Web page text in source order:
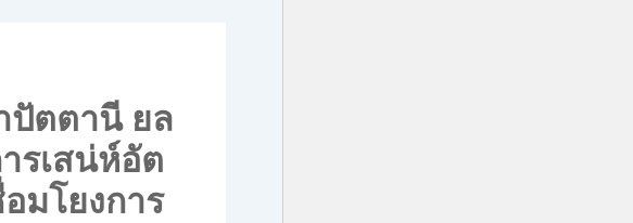
ปัตตานี ยล
รเสน่ห์อัต
มโยงการ